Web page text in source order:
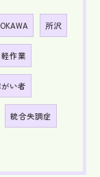
所沢
軽作業
がい者
統合失調症